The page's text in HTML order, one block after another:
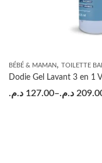
BÉBÉ & MAMAN, TOILETTE
Dodie Gel Lavant 3 en 1
127.00 د.م. –د.م.